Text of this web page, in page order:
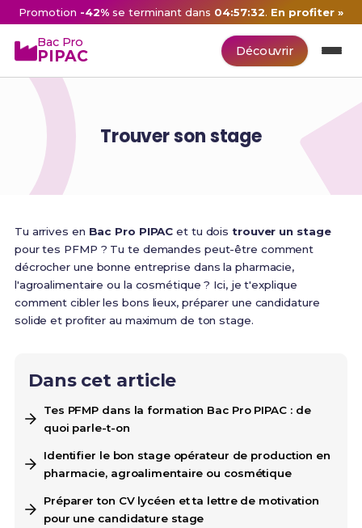
Promotion -42% se terminant dans04:57:31. En profiter »
Bac Pro
PIPAC Découvrir
Trouver son stage
Tu arrives en Bac Pro PIPAC et tu doistrouver un stage
pour tes PFMP ? Tu te demandes peut-être comment
décrocher une bonne entreprise dans la pharmacie,
l'agroalimentaire ou la cosmétique ? Ici, je t'explique
comment cibler les bons lieux, préparer une candidature
solide et profiter au maximum de ton stage.
Dans cet article
Tes PFMP dans la formation Bac Pro PIPAC : de
quoi parle-t-on
Identifier le bon stage opérateur de production en
pharmacie, agroalimentaire ou cosmétique
Préparer ton CV lycéen et ta lettre de motivation
pour une candidature stage